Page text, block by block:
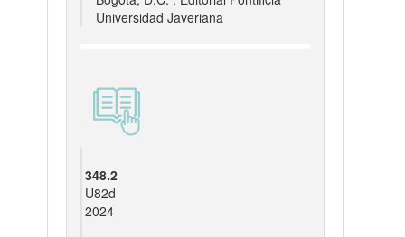
Universidad Javeriana
348.2
U82d
2024